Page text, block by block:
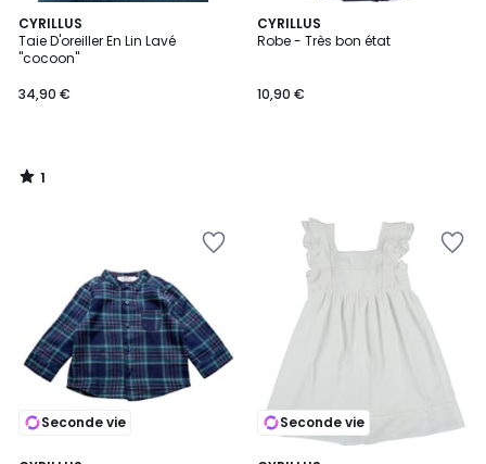
CYRILLUS
Taie D'oreiller En Lin Lavé
"cocoon"
34,90 €
1
/
5
1
/
CYRILLUS
Robe - Très bon état
10,90 €
Seconde vie Seconde vie